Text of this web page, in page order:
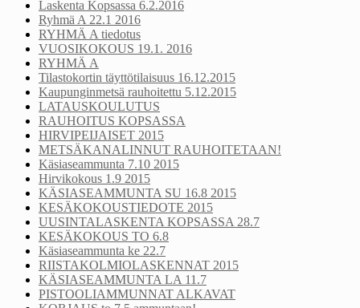
Laskenta Kopsassa 6.2.2016
Ryhmä A 22.1 2016
RYHMÄ A tiedotus
VUOSIKOKOUS 19.1. 2016
RYHMÄ A
Tilastokortin täyttötilaisuus 16.12.2015
Kaupunginmetsä rauhoitettu 5.12.2015
LATAUSKOULUTUS
RAUHOITUS KOPSASSA
HIRVIPEIJAISET 2015
METSÄKANALINNUT RAUHOITETAAN!
Käsiaseammunta 7.10 2015
Hirvikokous 1.9 2015
KÄSIASEAMMUNTA SU 16.8 2015
KESÄKOKOUSTIEDOTE 2015
UUSINTALASKENTA KOPSASSA 28.7
KESÄKOKOUS TO 6.8
Käsiaseammunta ke 22.7
RIISTAKOLMIOLASKENNAT 2015
KÄSIASEAMMUNTA LA 11.7
PISTOOLIAMMUNNAT ALKAVAT